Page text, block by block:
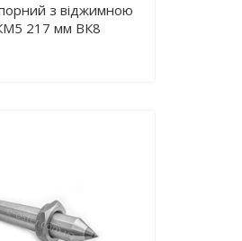
з віджимною
217 мм ВК8